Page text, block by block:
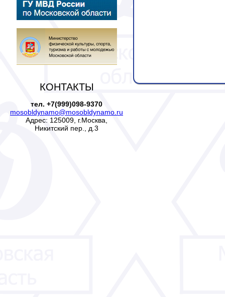
КОНТАКТЫ
тел. +7(999)098-9370
mosobldynamo@mosobldynamo.ru
Адрес: 125009, г.Москва,
Никитский пер., д.3